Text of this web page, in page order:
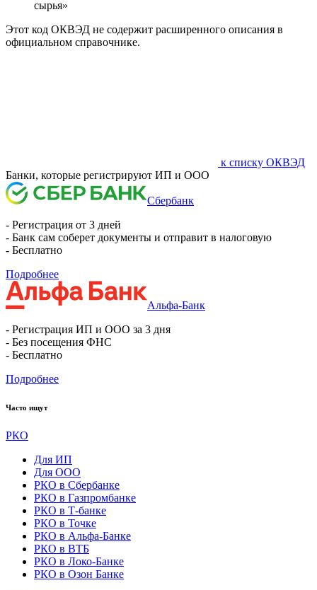
сырья»
Этот код ОКВЭД не содержит расширенного описания в
официальном справочнике.
к списку ОКВЭД
Банки, которые регистрируют ИП и ООО
Сбербанк
- Регистрация от 3 дней
- Банк сам соберет документы и отправит в налоговую
- Бесплатно
Подробнее
Альфа-Банк
- Регистрация ИП и ООО за 3 дня
- Без посещения ФНС
- Бесплатно
Подробнее
Часто ищут
РКО
Для ИП
Для ООО
РКО в Сбербанке
РКО в Газпромбанке
РКО в Т-банке
РКО в Точке
РКО в Альфа-Банке
РКО в ВТБ
РКО в Локо-Банке
РКО в Озон Банке